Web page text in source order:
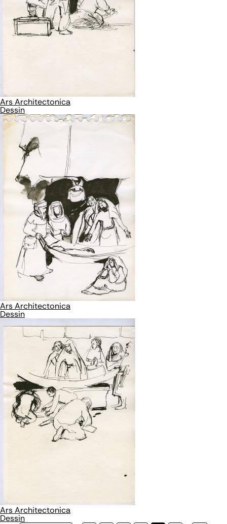
Ars Architectonica
Dessin
Ars Architectonica
Dessin
Ars Architectonica
Dessin